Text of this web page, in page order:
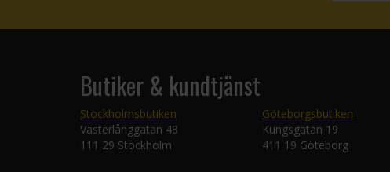
Butiker & kundtjänst
Stockholmsbutiken
Västerlånggatan 48
111 29 Stockholm
Göteborgsbutiken
Kungsgatan 19
411 19 Göteborg